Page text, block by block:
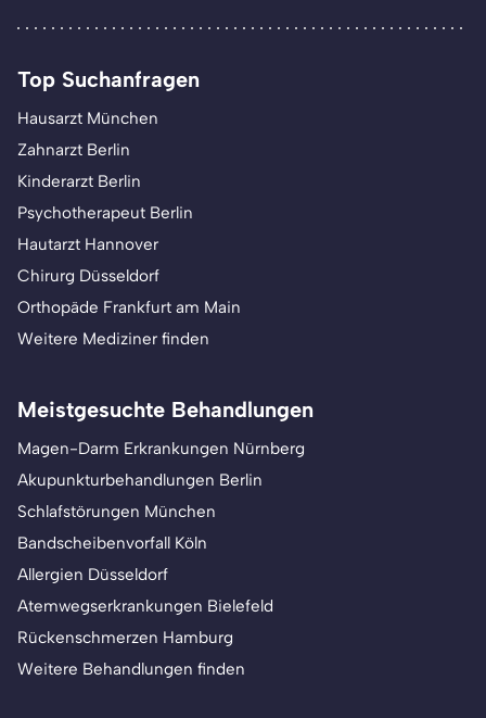
Top Suchanfragen
Hausarzt München
Zahnarzt Berlin
Kinderarzt Berlin
Psychotherapeut Berlin
Hautarzt Hannover
Chirurg Düsseldorf
Orthopäde Frankfurt am Main
Weitere Mediziner finden
Meistgesuchte Behandlungen
Magen-Darm Erkrankungen Nürnberg
Akupunkturbehandlungen Berlin
Schlafstörungen München
Bandscheibenvorfall Köln
Allergien Düsseldorf
Atemwegserkrankungen Bielefeld
Rückenschmerzen Hamburg
Weitere Behandlungen finden